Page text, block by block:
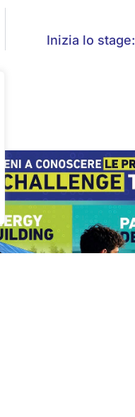
Inizia lo